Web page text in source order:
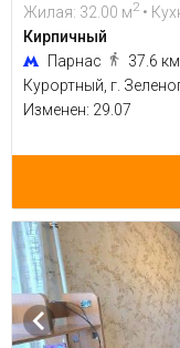
Жилая: 32.00 м2 •
Кирпичный
Парнас
37.6 км
Курортный, г.
Изменен: 29.07